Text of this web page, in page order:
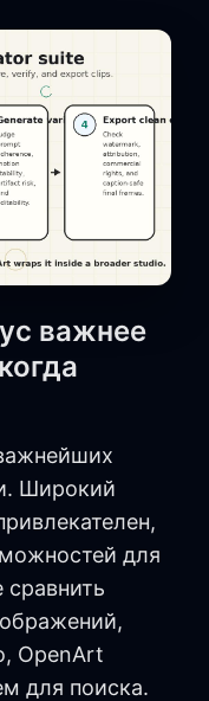
важнее
Широкий
для
сравнить
OpenArt
для поиска.